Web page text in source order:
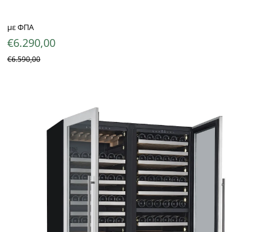
€6.590,00
€6.290,00
με ΦΠΑ